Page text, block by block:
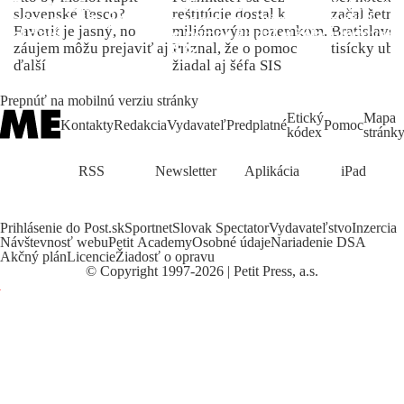
slovenské Tesco?
Favorit je jasný, no
záujem môžu prejaviť aj
ďalší
reštitúcie dostal k
miliónovým pozemkom.
Priznal, že o pomoc
žiadal aj šéfa SIS
začal
Bratislave
tisícky
Prepnúť na mobilnú verziu stránky
KontaktyRedakciaVydavateľPredplatnéEtický
kódexPomocMapa
stránky
RSS Newsletter Aplikácia iPad
Prihlásenie do Post.skSportnetSlovak SpectatorVydavateľstvoInzercia
Návštevnosť webuPetit AcademyOsobné údajeNariadenie DSA
Akčný plánLicencieŽiadosť o opravu
© Copyright 1997-2026 | Petit Press, a.s.